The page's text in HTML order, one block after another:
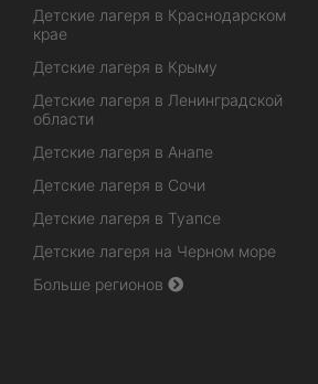
Детские лагеря в Краснодарском
крае
Детские лагеря в Крыму
Детские лагеря в Ленинградской
области
Детские лагеря в Анапе
Детские лагеря в Сочи
Детские лагеря в Туапсе
Детские лагеря на Черном море
Больше регионов